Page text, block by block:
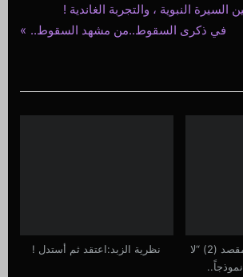
السيرة النبوية ، والتجربة الغاندية !
N
t
P
في ذكرى السقوط..من مشهد السقوط..
سبب النزول ليس المقصد (2) “لا
نظرية الزبد:اعتقد ثم أستدل !